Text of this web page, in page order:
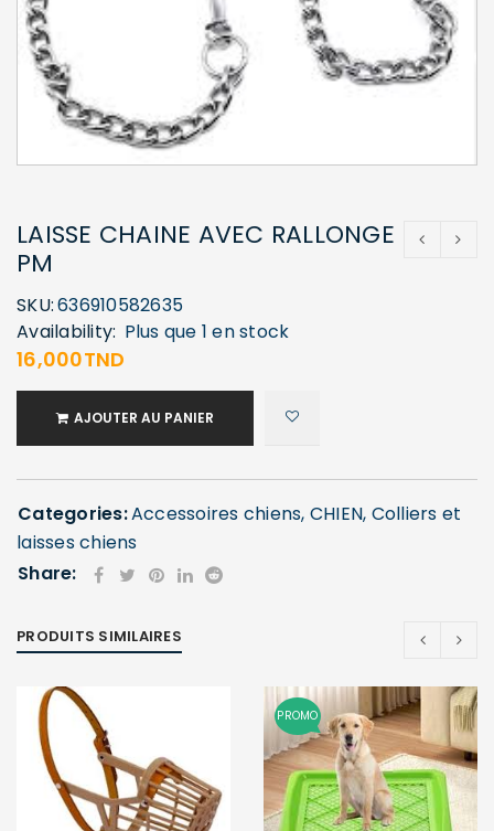
LAISSE CHAINE AVEC RALLONGE
PM
SKU:636910582635
Availability: Plus que 1 en stock
16,000TND
AJOUTER AU PANIER
Categories:Accessoires chiens, CHIEN, Colliers et
laisses chiens
Share:
PRODUITS SIMILAIRES
PROMO